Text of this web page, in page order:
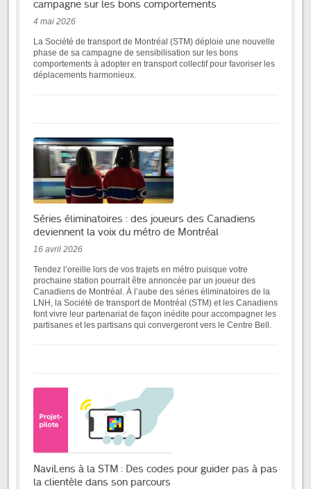
campagne sur les bons comportements
4 mai 2026
La Société de transport de Montréal (STM) déploie une nouvelle
phase de sa campagne de sensibilisation sur les bons
comportements à adopter en transport collectif pour favoriser les
déplacements harmonieux.
Séries éliminatoires : des joueurs des Canadiens
deviennent la voix du métro de Montréal
16 avril 2026
Tendez l’oreille lors de vos trajets en métro puisque votre
prochaine station pourrait être annoncée par un joueur des
Canadiens de Montréal. À l’aube des séries éliminatoires de la
LNH, la Société de transport de Montréal (STM) et les Canadiens
font vivre leur partenariat de façon inédite pour accompagner les
partisanes et les partisans qui convergeront vers le Centre Bell.
NaviLens à la STM : Des codes pour guider pas à pas
la clientèle dans son parcours